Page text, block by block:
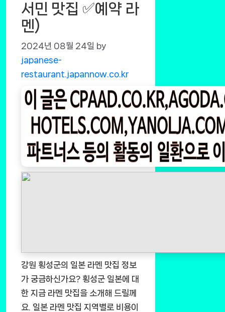
서민 맛집 ✅예약 라
멘)
2024년 08월 24일 by
japanese-
restaurant.japannow.co.kr
강원 횡성군의 일본 라멘 맛집 정보
가 궁금하신가요? 횡성군 일본에 대
한 지금 라멘 맛집을 소개해 드릴께
요. 일본 라멘 맛집 지역별로 비용이